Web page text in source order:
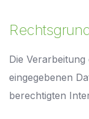
Die
eingegebenen
berechtigten